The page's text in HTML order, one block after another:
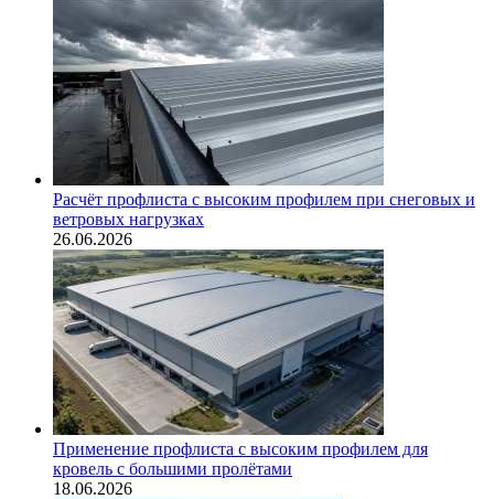
Расчёт профлиста с высоким профилем при снеговых и
ветровых нагрузках
26.06.2026
Применение профлиста с высоким профилем для
кровель с большими пролётами
18.06.2026